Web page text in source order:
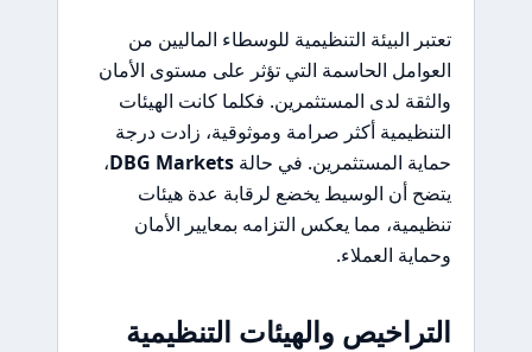
تعتبر البيئة التنظيمية للوسطاء الماليين من
العوامل الحاسمة التي تؤثر على مستوى الأمان
والثقة لدى المستثمرين. فكلما كانت الهيئات
التنظيمية أكثر صرامة وموثوقية، زادت درجة
حماية المستثمرين. في حالةDBG Markets،
يتضح أن الوسيط يخضع لرقابة عدة هيئات
تنظيمية، مما يعكس التزامه بمعايير الأمان
وحماية العملاء.
التراخيص والهيئات التنظيمية